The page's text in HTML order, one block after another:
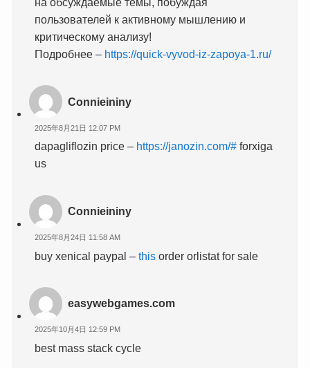
пользователей к активному мышлению и
критическому анализу!
Подробнее – https://quick-vyvod-iz-zapoya-1.ru/
Connieininy
2025年8月21日 12:07 PM
dapagliflozin price – https://janozin.com/# forxiga
us
Connieininy
2025年8月24日 11:58 AM
buy xenical paypal –this order orlistat for sale
easywebgames.com
2025年10月4日 12:59 PM
best mass stack cycle